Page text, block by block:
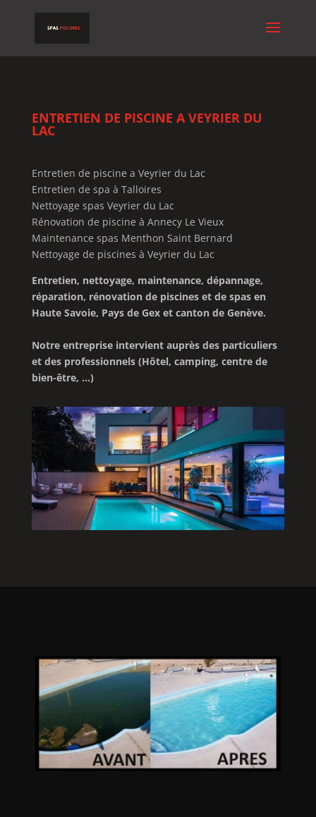
ENTRETIEN DE PISCINE A VEYRIER DU
LAC
Entretien de piscine a Veyrier du Lac
Entretien de spa à Talloires
Nettoyage spas Veyrier du Lac
Rénovation de piscine à Annecy Le Vieux
Maintenance spas Menthon Saint Bernard
Nettoyage de piscines à Veyrier du Lac
Entretien, nettoyage, maintenance, dépannage,
réparation, rénovation de piscines et de spas en
Haute Savoie, Pays de Gex et canton de Genève.
Notre entreprise intervient auprès des particuliers
et des professionnels (Hôtel, camping, centre de
bien-être, …)